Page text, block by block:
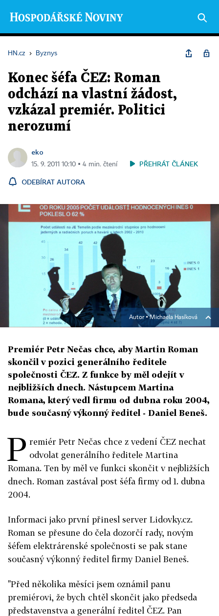
HN.cz › Byznys
Konec šéfa ČEZ: Roman
odchází na vlastní žádost,
vzkázal premiér. Politici
nerozumí
eko
15. 9. 2011 10:10 ▪ 4 min. čtení PŘEHRÁT ČLÁNEK
ODEBÍRAT AUTORA
Autor ▪Michaela Hasíková
Premiér Petr Nečas chce, aby Martin Roman
skončil v pozici generálního ředitele
společnosti ČEZ. Z funkce by měl odejít v
nejbližších dnech. Nástupcem Martina
Romana, který vedl firmu od dubna roku 2004,
bude současný výkonný ředitel - Daniel Beneš.
P remiér Petr Nečas chce z vedení ČEZ nechat
odvolat generálního ředitele Martina
Romana. Ten by měl ve funkci skončit v nejbližších
dnech. Roman zastával post šéfa firmy od 1. dubna
2004.
Informaci jako první přinesl server Lidovky.cz.
Roman se přesune do čela dozorčí rady, novým
šéfem elektrárenské společnosti se pak stane
současný výkonný ředitel firmy Daniel Beneš.
"Před několika měsíci jsem oznámil panu
premiérovi, že bych chtěl skončit jako předseda
představenstva a generální ředitel ČEZ. Pan